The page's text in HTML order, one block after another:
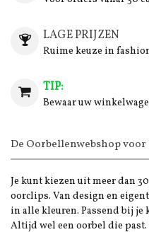
LAGE PRIJZEN
Ruime keuze in
TIP:
Bewaar uw
De Oorbellenwebshop
Je kunt kiezen uit meer dan
oorclips. Van design en
in alle kleuren. Passend bij je
Altijd wel een oorbel die past.